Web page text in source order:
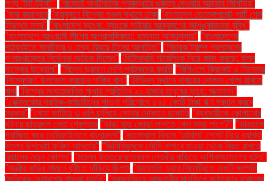
পণ্য ‘টুটি টুইস্ট’" "বাজেটে অর্থনৈতিক পুনরুদ্ধারে গুরুত্ব দেওয়ার আহ্বান সিপিডির"
"বাবা কারাগারে "বায়ুদূষণে বিশ্বের পঞ্চম স্থানে ঢাকা "বাংলাদেশ ডেভেলপমেন্ট পার্টি পেল
নিবন্ধন সনদ" "বাংলাদেশ ব্যাংক: ব্যাংকে সাইবার আক্রমণের আশঙ্কাজনক বৃদ্ধি"
"বাংলাদেশে আওয়ামী লীগের অপ্রাসঙ্গিকতা: হাসনাত আবদুল্লাহ" "বাংলাদেশের
পাঠ্যবইতে মানচিত্র ও তথ্য বিষয়ে চীনের আপত্তি" "বিচারক ট্রাম্প প্রশাসনের
গণবরখাস্তের নির্দেশনা আটকে দিলেন" "বিটিআরসি স্টারলিংক নিয়ে কাজ করছে: ইলন
মাস্কের উদ্যোগ" "বিদেশ ভ্রমণে দেশি পর্যটকদের কমতি "বিপিএলে ক্রিকেট ও সিনেমার
'বিস্ফোরণ' উপভোগ করছেন শাকিব খান" "বিভিন্ন স্থানে খাবারের দোকান খোলা রাখতে
বাধা "বিশ্বের সংঘাতজনিত ক্ষুধায় প্রতিদিন ২১ হাজার মানুষের মৃত্যু: অক্সফাম"
"বেক্সিমকোর শ্রমিক-কর্মচারীদের পাওনা পরিশোধে ৫২৫ কোটি টাকা ঋণ প্রদান করবে
সরকার" "বোমা ফাটিয়ে ও গুলি চালিয়ে সোনার দোকানে ডাকাতি "ব্যবসায়ীকে কোপানোর
ঘটনায় ছাত্রদল নেতা গ্রেপ্তার "ভাঙা হাড় জোড়া লাগতে কেন সময় লাগে?" "ভারতকে
পরাজিত করে সেমিফাইনালে বাংলাদেশ" "ভালোবাসা দিবসে ‘তামাশা’ পোস্ট নিয়ে ব্যাখ্যা
দিলেন উপদেষ্টা ফরিদা আখতার" "ভিনিসিয়ুসকে সৌদি ক্লাবে যাওয়া থেকে বিরত রাখতে
রিয়ালের নতুন কৌশল" "মতলব উত্তরে ছাত্রদল নেত্রীর বাড়িতে অগ্নিসংযোগের ঘটনা"
"মন্ত্রীর বাড়ির সামনে বৃষ্টিতে দাঁড়িয়ে ছিলাম "ময়নামতি ওয়ার সিমেট্রিতে একটি জাপানি
সৈনিকের দেহাবশেষ পাওয়া যায়নি" "ময়মনসিংহে আজহারীর মাহফিলে মুঠোফোন হারানোর